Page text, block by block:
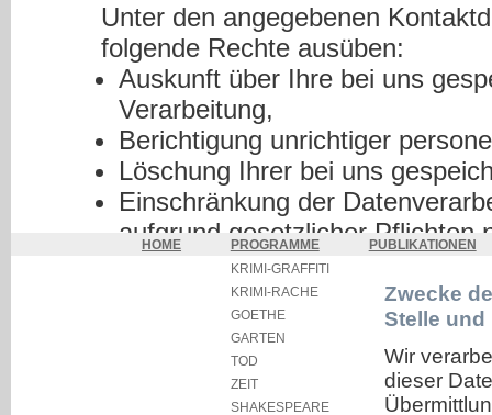
HOME
PROGRAMME
KRIMI-GRAFFITI
KRIMI-RACHE
GOETHE
GARTEN
TOD
ZEIT
SHAKESPEARE
PUBLIKATIONEN
Unter den angegebenen
folgende Rechte ausüben:
Auskunft über Ihre bei uns
Verarbeitung,
Berichtigung unrichtiger
Löschung Ihrer bei uns
Einschränkung der
aufgrund gesetzlicher Pflichten
Widerspruch gegen die
Datenübertragbarkeit, sofern
eingewilligt haben oder einen
Sofern Sie uns eine
Zwecke
Stelle und
Wir
dieser